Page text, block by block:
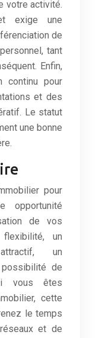
votre activité.
exige une
de
tant
Enfin,
pour
et des
Le statut
une bonne
pour
opportunité
de vos
flexibilité, un
un
possibilité de
vous êtes
cette
le temps
et de